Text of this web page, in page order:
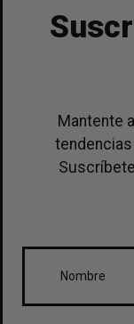
Mantente